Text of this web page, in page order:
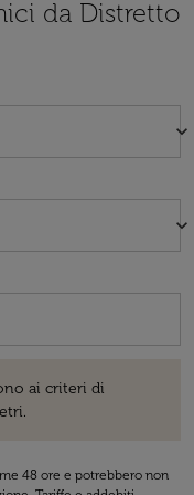
da Distretto
keyboard_arrow_down
keyboard_arrow_down
ai criteri di
48 ore e potrebbero non